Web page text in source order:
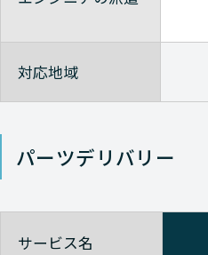
Avaya
Avaya
Avaya
対応地域
パーツデリバリー
サービス名